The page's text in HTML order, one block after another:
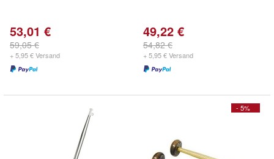
53,01 €
59,05 €
+ 5,95 € Versand
49,22 €
54,82 €
+ 5,95 € Versand
- 5%